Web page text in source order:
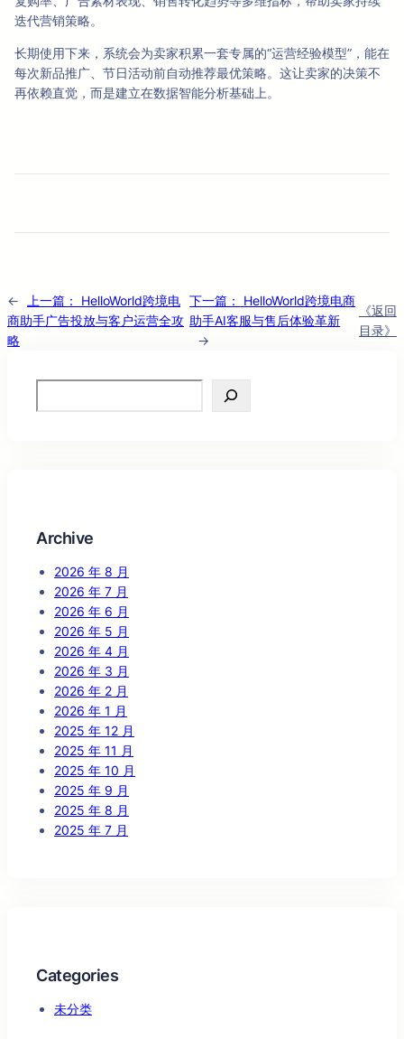
迭代营销策略。
长期使用下来，系统会为卖家积累一套专属的“运营经验模型”，能在
每次新品推广、节日活动前自动推荐最优策略。这让卖家的决策不
再依赖直觉，而是建立在数据智能分析基础上。
← 上一篇：
HelloWorld跨境电
商助手广告投放与客户运营全攻
略
下一篇：
HelloWorld跨境电商
助手AI客服与售后体验革新
→
《返回
目录》
Archive
2026 年 8 月
2026 年 7 月
2026 年 6 月
2026 年 5 月
2026 年 4 月
2026 年 3 月
2026 年 2 月
2026 年 1 月
2025 年 12 月
2025 年 11 月
2025 年 10 月
2025 年 9 月
2025 年 8 月
2025 年 7 月
Categories
未分类